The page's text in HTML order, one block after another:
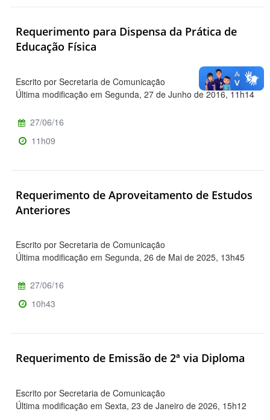
Requerimento para Dispensa da Prática de
Educação Física
Escrito por Secretaria de Comunicação
Última modificação em Segunda, 27 de Junho de 2016, 11h14
27/06/16
11h09
Requerimento de Aproveitamento de Estudos
Anteriores
Escrito por Secretaria de Comunicação
Última modificação em Segunda, 26 de Mai de 2025, 13h45
27/06/16
10h43
Requerimento de Emissão de 2ª via Diploma
Escrito por Secretaria de Comunicação
Última modificação em Sexta, 23 de Janeiro de 2026, 15h12